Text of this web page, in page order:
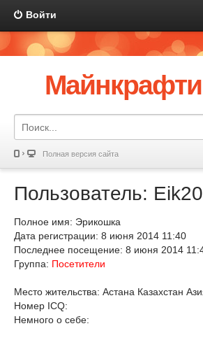
Войти
Полная версия сайта
Пользователь:
Полное имя: Эрикошка
Дата регистрации: 8 июня 2014 11:40
Последнее посещение: 8 июня 2014
Группа: Посетители
Место жительства: Астана Казахстан
Номер ICQ:
Немного о себе: